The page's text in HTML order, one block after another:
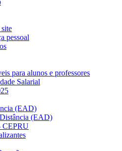
pessoal
para alunos e professores
Salarial
(EAD)
(EAD)
CEPRU